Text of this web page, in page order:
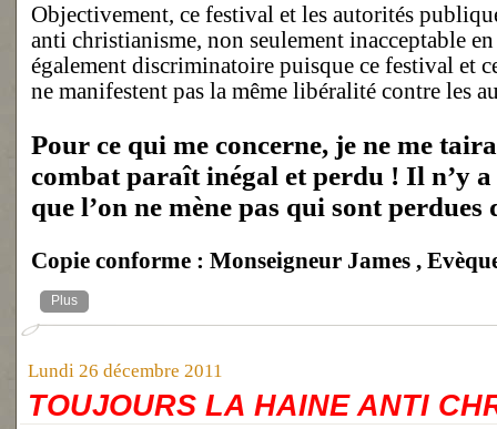
Objectivement, ce festival et les autorités
anti christianisme, non seulement inacceptable
également discriminatoire puisque ce festival et
ne manifestent pas la même libéralité contre les
Pour ce qui me concerne, je ne me
combat paraît inégal et perdu ! Il n’y a
que l’on ne mène pas qui sont perdues
Copie conforme : Monseigneur James ,
Plus
Lundi 26 décembre 2011
TOUJOURS LA HAINE ANTI